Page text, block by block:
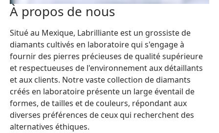
À propos de nous
Situé au Mexique, Labrilliante est un grossiste de
diamants cultivés en laboratoire qui s'engage à
fournir des pierres précieuses de qualité supérieure
et respectueuses de l'environnement aux détaillants
et aux clients. Notre vaste collection de diamants
créés en laboratoire présente un large éventail de
formes, de tailles et de couleurs, répondant aux
diverses préférences de ceux qui recherchent des
alternatives éthiques.